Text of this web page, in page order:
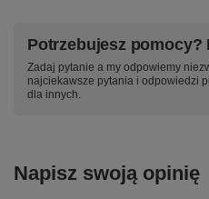
Potrzebujesz pomocy?
Zadaj pytanie a my odpowiemy
najciekawsze pytania i odpowiedzi
dla innych.
Napisz swoją opinię